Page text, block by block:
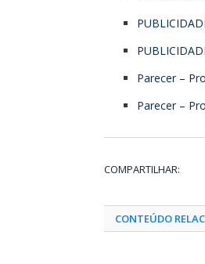
Parecer –
Parecer –
COMPARTILHAR:
CONTEÚDO